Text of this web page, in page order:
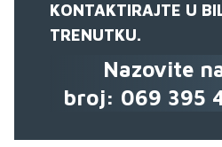
KONTAKTIRAJTE U
TRENUTKU.
Nazovite
broj: 069 395